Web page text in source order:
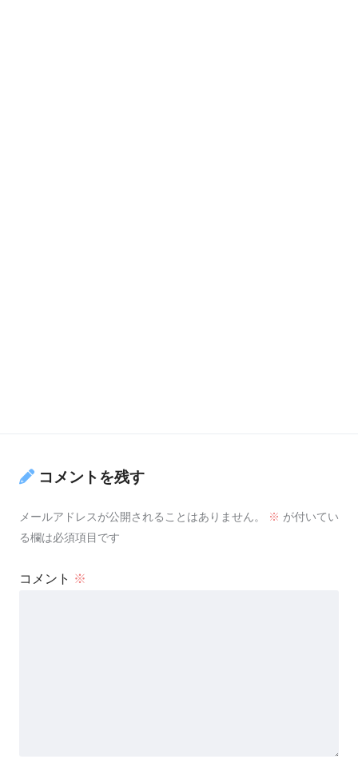
コメントを残す
メールアドレスが公開されることはありません。 ※ が付いてい
る欄は必須項目です
コメント ※